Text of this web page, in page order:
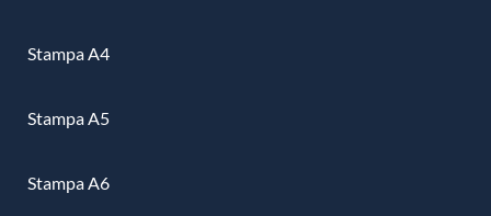
Stampa A4
Stampa A5
Stampa A6